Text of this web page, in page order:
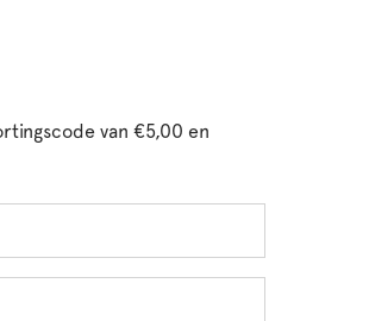
van €5,00 en